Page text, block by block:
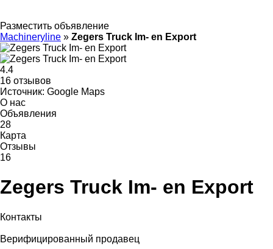
Разместить объявление
Machineryline » Zegers Truck Im- en Export
4.4
16 отзывов
Источник: Google Maps
О нас
Объявления
28
Карта
Отзывы
16
Zegers Truck Im- en Export
Контакты
Верифицированный продавец